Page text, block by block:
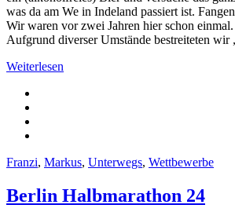
was da am We in Indeland passiert ist.
Wir waren vor zwei Jahren hier schon
Aufgrund diverser Umstände bestreiteten
Weiterlesen
Franzi, Markus, Unterwegs, Wettbewerbe
Berlin Halbmarathon 24